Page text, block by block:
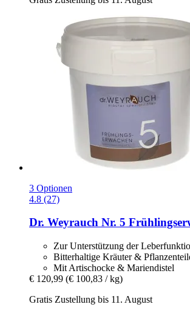
3 Optionen
4.8 (27)
Dr. Weyrauch Nr. 5
Zur Unterstützung der
Bitterhaltige Kräuter &
Mit Artischocke & Mariendistel
€ 120,99 (€ 100,83 / kg)
Gratis Zustellung bis 11. August